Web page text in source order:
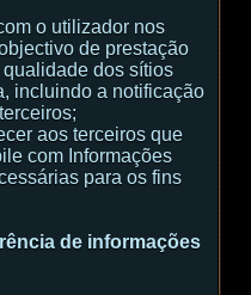
o utilizador nos
de prestação
dos sítios
incluindo a notificação
aos terceiros que
com Informações
para os fins
de informações